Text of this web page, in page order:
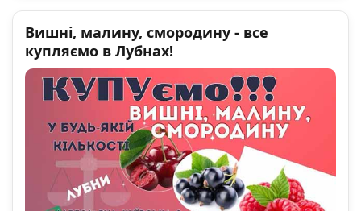
Вишні, малину, смородину - все
купляємо в Лубнах!